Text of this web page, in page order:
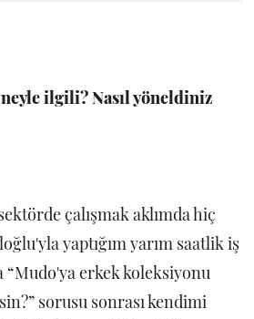
ilgili? Nasıl yöneldiniz
çalışmak aklımda hiç
yaptığım yarım saatlik iş
“Mudo'ya erkek koleksiyonu
sorusu sonrası kendimi